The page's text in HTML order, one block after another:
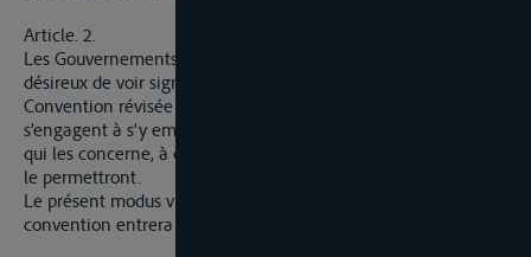
Article. 2.
Les Gouvernements signataires du présent modus vivendi,
désireux de voir signer dans le plus bref délai possible la
Convention révisée pour la navigation du Rhin ci-annexée
s’engagent à s’y employer afin qu’il puisse être procédé, en ce
qui les concerne, à cette signature dès que les circonstances
le permettront.
Le présent modus vivendi cessera d’avoir effet lorsque ladite
convention entrera en vigueur.